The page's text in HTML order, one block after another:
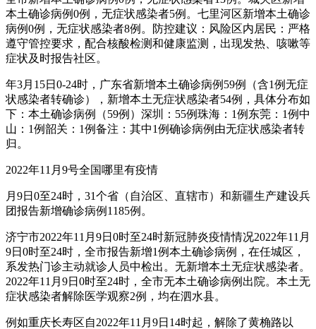
本土确诊病例0例，无症状感染者5例。七里河区新增本土确诊
病例0例，无症状感染者8例。防控建议：风险区内居民：严格
遵守管控要求，配合核酸检测和健康监测，出现发热、咳嗽等
症状及时报告社区。
年3月15日0-24时，广东省新增本土确诊病例59例（含1例无症
状感染者转确诊），新增本土无症状感染者54例，具体分布如
下：本土确诊病例（59例）深圳：55例珠海：1例东莞：1例中
山：1例韶关：1例备注：其中1例确诊病例由无症状感染者转
归。
2022年11月9号全国哪里有疫情
月9日0至24时，31个省（自治区、直辖市）和新疆生产建设兵
团报告新增确诊病例1185例。
济宁市2022年11月9日0时至24时新冠肺炎疫情情况2022年11月
9日0时至24时，全市报告新增1例本土确诊病例，在任城区，
系发热门诊主动就诊人员中检出。无新增本土无症状感染者。
2022年11月9日0时至24时，全市无本土确诊病例出院。本土无
症状感染者解除医学观察2例，均在泗水县。
例如重庆长寿区自2022年11月9日14时起，解除了黄桷路以